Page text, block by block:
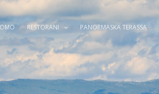
RESTORANI PANORMASKA TERASSA